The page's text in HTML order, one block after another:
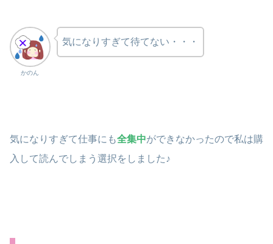
かのん
気になりすぎて待てない・・・
気になりすぎて仕事にも全集中ができなかったので私は購
入して読んでしまう選択をしました♪